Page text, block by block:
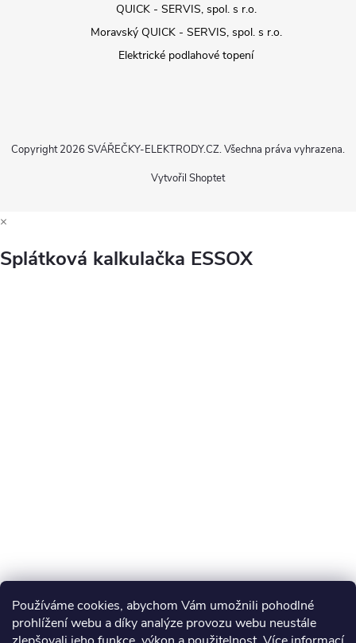
Používáme cookies, abychom Vám umožnili pohodlné
prohlížení webu a díky analýze provozu webu neustále
QUICK - SERVIS, spol. s r.o.
Moravský QUICK - SERVIS, spol. s r.o.
Elektrické podlahové topení
Vytvořil Shoptet
Copyright 2026 SVÁŘEČKY-ELEKTRODY.CZ. Všechna práva vyhrazena.
×
Splátková kalkulačka ESSOX